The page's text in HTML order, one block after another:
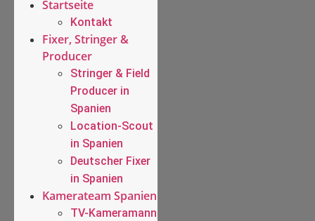
Startseite
Kontakt
Fixer, Stringer &
Producer
Stringer & Field
Producer in
Spanien
Location-Scout
in Spanien
Deutscher Fixer
in Spanien
Kamerateam Spanien
TV-Kameramann